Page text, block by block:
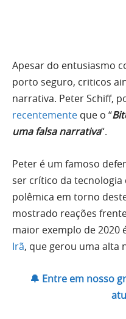
Apesar do entusiasmo
porto seguro, criticos
narrativa. Peter Schiff,
recentemente que o “
uma falsa narrativa“.
Peter é um famoso
ser crítico da tecnologia
polêmica em torno
mostrado reações
maior exemplo de 2020
Irã, que gerou uma alta
🔔 Entre em nosso